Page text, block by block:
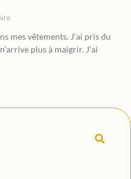
mes vêtements. J’ai pris du
plus à maigrir. J’ai